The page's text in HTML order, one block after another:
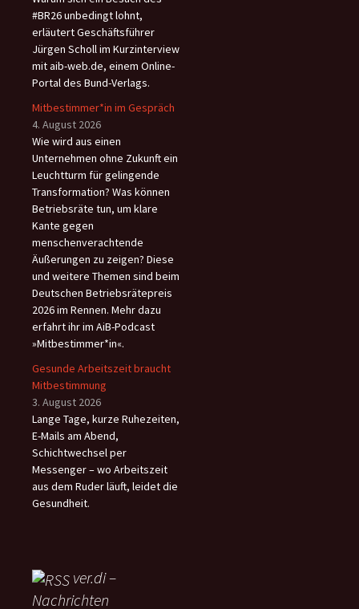
#BR26 unbedingt lohnt,
erläutert Geschäftsführer
Jürgen Scholl im Kurzinterview
mit aib-web.de, einem Online-
Portal des Bund-Verlags.
Mitbestimmer*in im Gespräch
4. August 2026
Wie wird aus einen
Unternehmen ohne Zukunft ein
Leuchtturm für gelingende
Transformation? Was können
Betriebsräte tun, um klare
Kante gegen
menschenverachtende
Äußerungen zu zeigen? Diese
und weitere Themen sind beim
Deutschen Betriebsrätepreis
2026 im Rennen. Mehr dazu
erfahrt ihr im AiB-Podcast
»Mitbestimmer*in«.
Gesunde Arbeitszeit braucht
Mitbestimmung
3. August 2026
Lange Tage, kurze Ruhezeiten,
E-Mails am Abend,
Schichtwechsel per
Messenger – wo Arbeitszeit
aus dem Ruder läuft, leidet die
Gesundheit.
ver.di –
Nachrichten